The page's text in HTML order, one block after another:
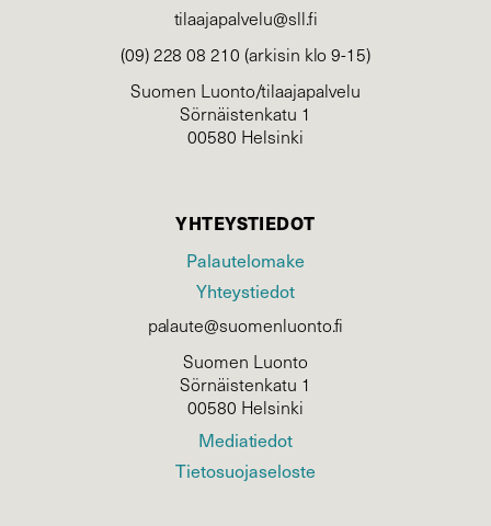
tilaajapalvelu@sll.fi
(09) 228 08 210 (arkisin klo 9-15)
Suomen Luonto/tilaajapalvelu
Sörnäistenkatu 1
00580 Helsinki
YHTEYSTIEDOT
Palautelomake
Yhteystiedot
palaute@suomenluonto.fi
Suomen Luonto
Sörnäistenkatu 1
00580 Helsinki
Mediatiedot
Tietosuojaseloste